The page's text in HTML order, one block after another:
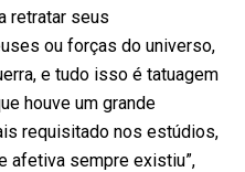
retratar seus
ou forças do universo,
e tudo isso é tatuagem
houve um grande
requisitado nos estúdios,
afetiva sempre existiu”,